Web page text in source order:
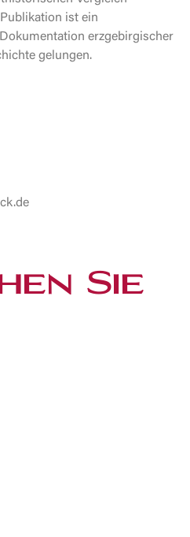
ist ein
erzgebirgischer
gelungen.
Sie